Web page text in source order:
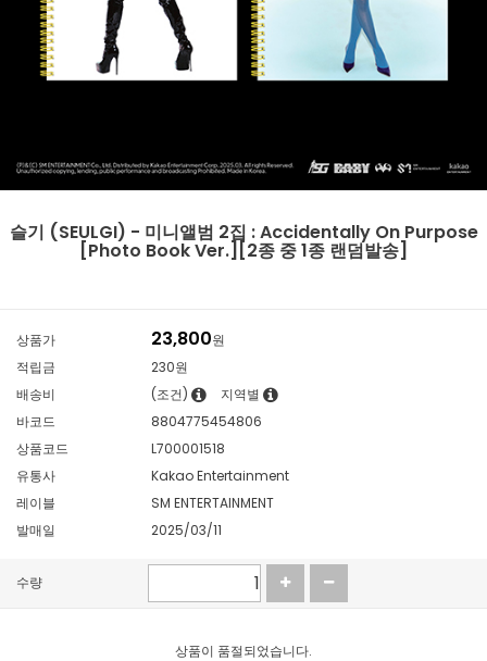
슬기 (SEULGI) - 미니앨범 2집 : Accidentally On Purpose
[Photo Book Ver.][2종 중 1종 랜덤발송]
상품가 23,800원
적립금
230원
배송비
(조건)
지역별
바코드
8804775454806
상품코드
L700001518
유통사
Kakao Entertainment
레이블
SM ENTERTAINMENT
발매일
2025/03/11
수량
상품이 품절되었습니다.